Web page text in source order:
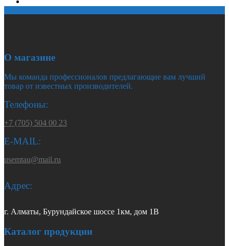
О магазине
Мы команда профессионалов предлагающие вам лучший
товар от известных производителей.
Телефоны:
+7 (705) 504 00 23
E-MAIL:
usemtau@mail.ru
Адрес:
г. Алматы, Бурундайское шоссе 1км, дом 1В
Каталог продукции